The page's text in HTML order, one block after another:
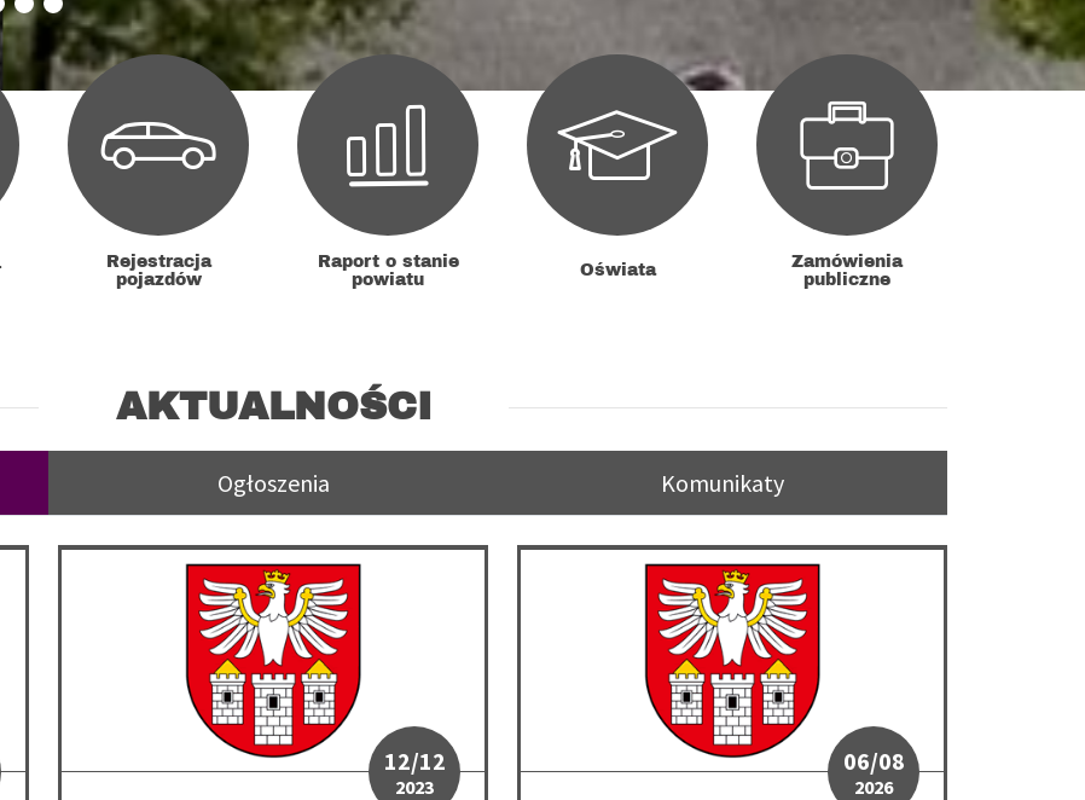
Rejestracja
pojazdów
Raport o stanie
powiatu
Oświata
Zamówienia
publiczne
AKTUALNOŚCI
Ogłoszenia Komunikaty
Powiatowego w Będzinie od 1 lipca 2026 r.
Starostwo Powiatowe w Będzinie wprowadza internetowy system rezerwacji wizyt
12/12
2023
Konkurs na stanowisko dyrektora III Liceum Ogólnokształcącego
06/08
2026